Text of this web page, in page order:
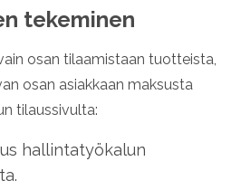
tekeminen
osan tilaamistaan tuotteista,
osan asiakkaan maksusta
tilaussivulta:
hallintatyökalun